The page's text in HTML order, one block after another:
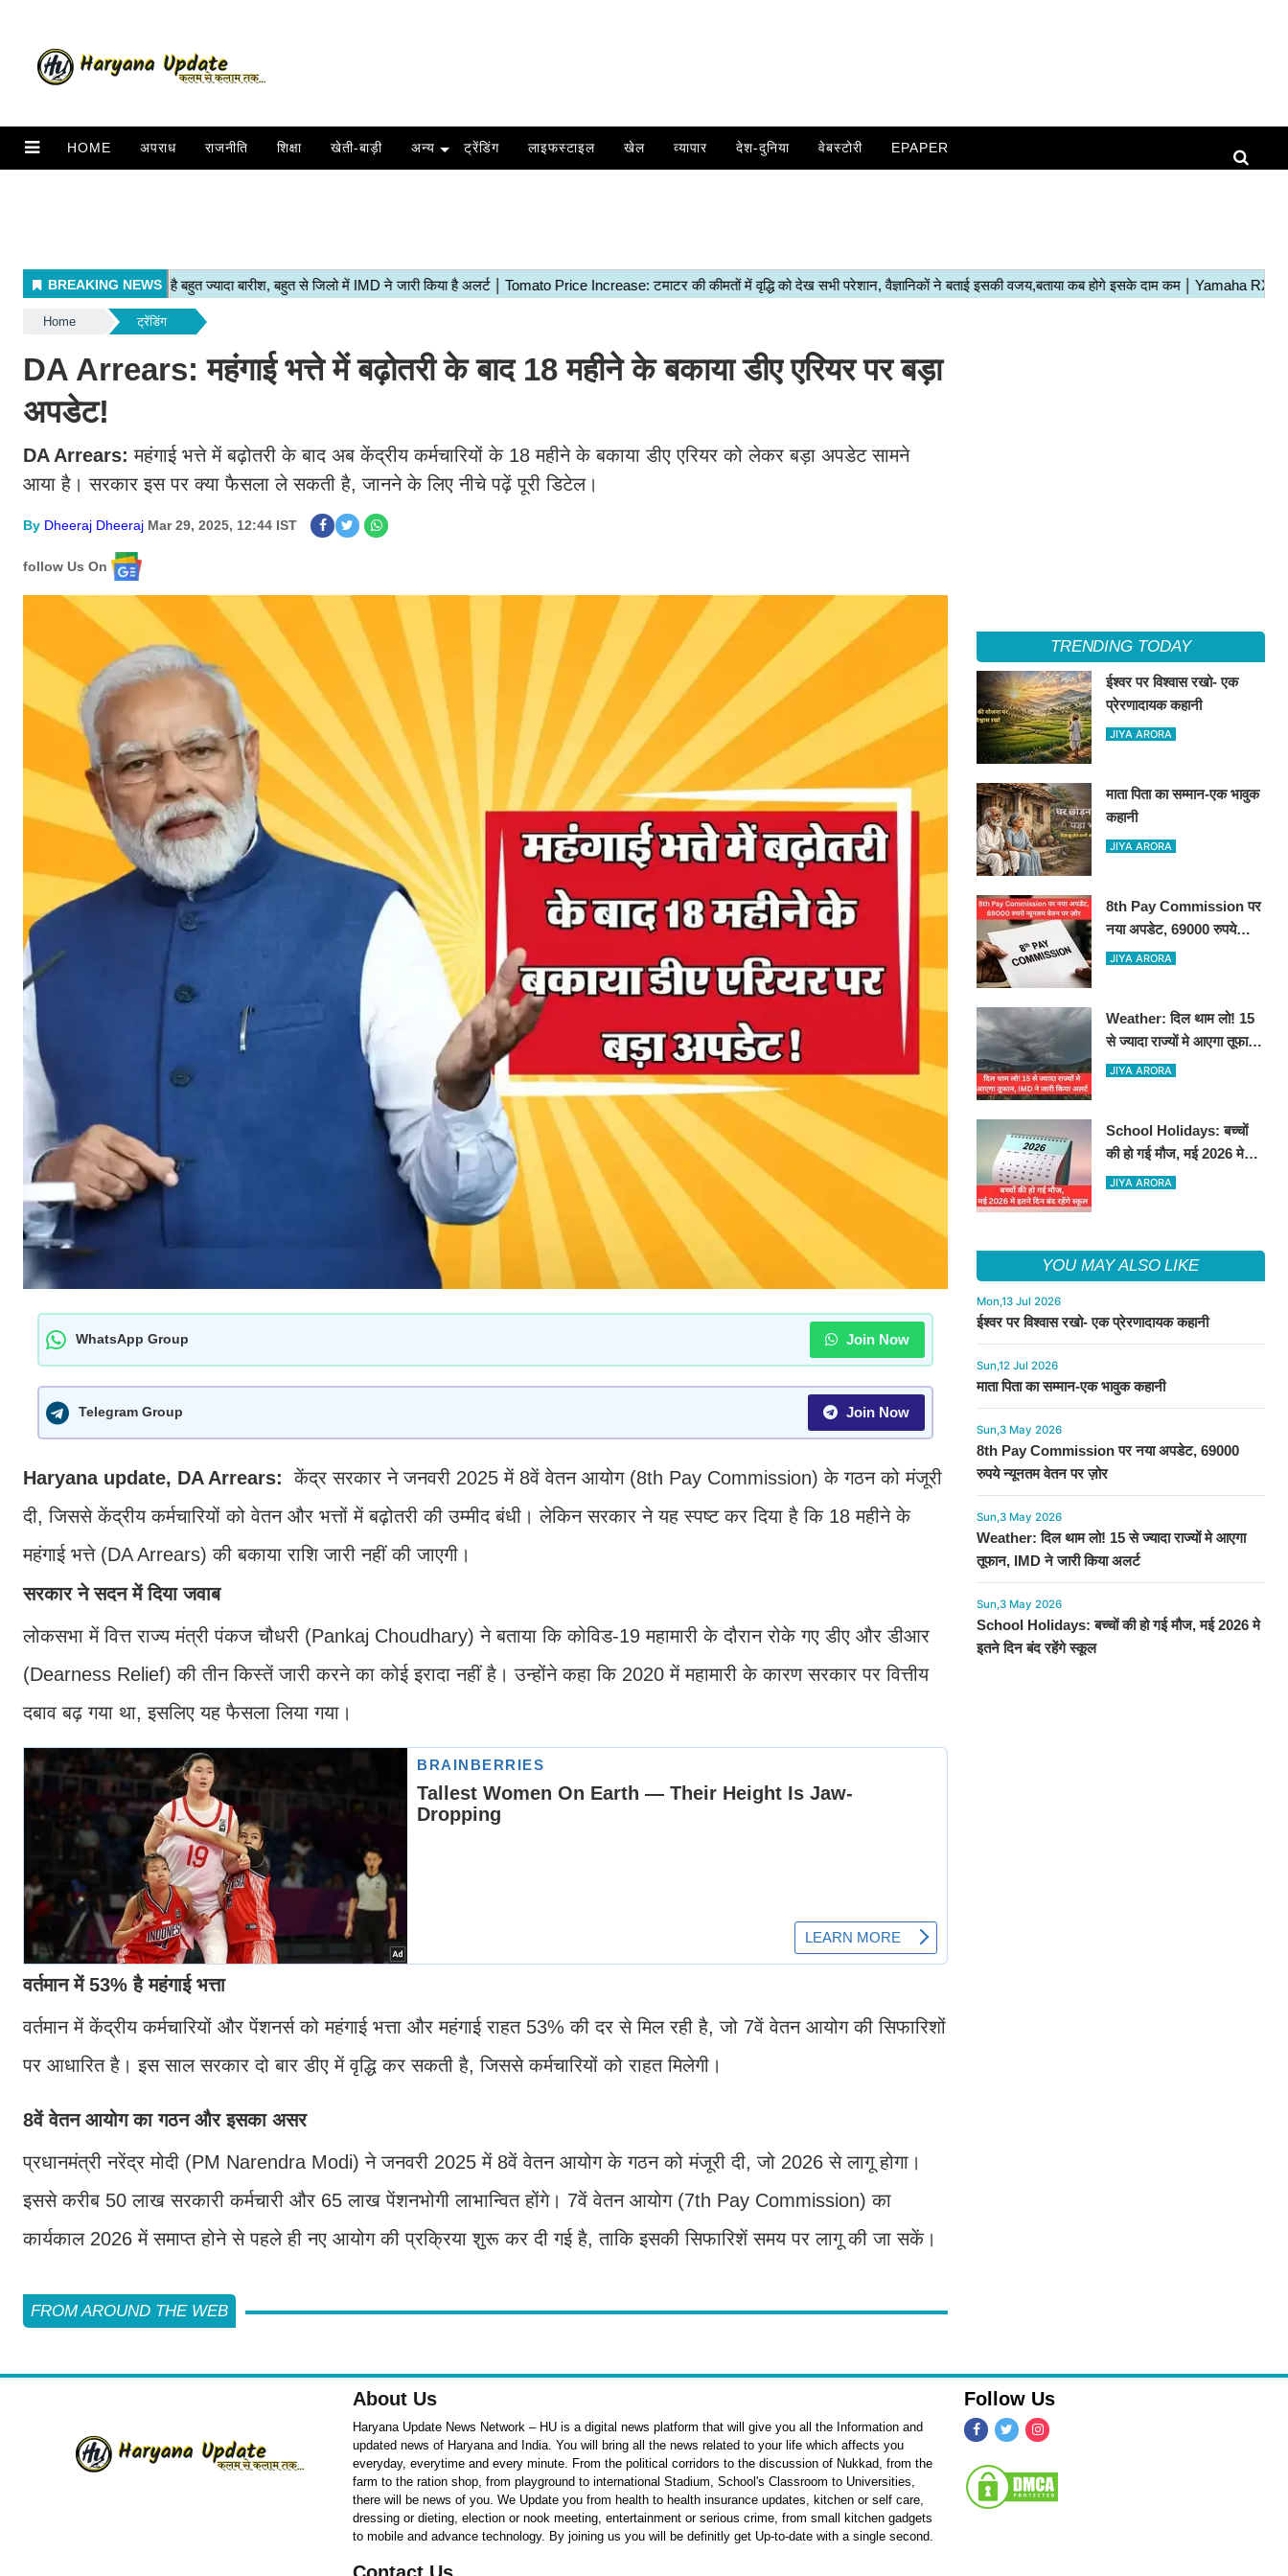
HOME अपराध राजनीति शिक्षा खेती-बाड़ी अन्य ट्रेंडिंग लाइफस्टाइल खेल व्यापार देश-दुनिया वेबस्टोरी EPAPER
Home ट्रेंडिंग
DA Arrears: महंगाई भत्ते में बढ़ोतरी के बाद 18 महीने के बकाया डीए एरियर पर बड़ा
अपडेट!
DA Arrears: महंगाई भत्ते में बढ़ोतरी के बाद अब केंद्रीय कर्मचारियों के 18 महीने के बकाया डीए एरियर को लेकर बड़ा अपडेट सामने
आया है। सरकार इस पर क्या फैसला ले सकती है, जानने के लिए नीचे पढ़ें पूरी डिटेल।
By Dheeraj Dheeraj Mar 29, 2025, 12:44 IST
follow Us On
WhatsApp Group Join Now
Telegram Group Join Now
Haryana update, DA Arrears:केंद्र सरकार ने जनवरी 2025 में 8वें वेतन आयोग (8th Pay Commission) के गठन को मंजूरी
दी, जिससे केंद्रीय कर्मचारियों को वेतन और भत्तों में बढ़ोतरी की उम्मीद बंधी। लेकिन सरकार ने यह स्पष्ट कर दिया है कि 18 महीने के
महंगाई भत्ते (DA Arrears) की बकाया राशि जारी नहीं की जाएगी।
सरकार ने सदन में दिया जवाब
लोकसभा में वित्त राज्य मंत्री पंकज चौधरी (Pankaj Choudhary) ने बताया कि कोविड-19 महामारी के दौरान रोके गए डीए और डीआर
(Dearness Relief) की तीन किस्तें जारी करने का कोई इरादा नहीं है। उन्होंने कहा कि 2020 में महामारी के कारण सरकार पर वित्तीय
दबाव बढ़ गया था, इसलिए यह फैसला लिया गया।
वर्तमान में 53% है महंगाई भत्ता
वर्तमान में केंद्रीय कर्मचारियों और पेंशनर्स को महंगाई भत्ता और महंगाई राहत 53% की दर से मिल रही है, जो 7वें वेतन आयोग की सिफारिशों
पर आधारित है। इस साल सरकार दो बार डीए में वृद्धि कर सकती है, जिससे कर्मचारियों को राहत मिलेगी।
8वें वेतन आयोग का गठन और इसका असर
प्रधानमंत्री नरेंद्र मोदी (PM Narendra Modi) ने जनवरी 2025 में 8वें वेतन आयोग के गठन को मंजूरी दी, जो 2026 से लागू होगा।
इससे करीब 50 लाख सरकारी कर्मचारी और 65 लाख पेंशनभोगी लाभान्वित होंगे। 7वें वेतन आयोग (7th Pay Commission) का
कार्यकाल 2026 में समाप्त होने से पहले ही नए आयोग की प्रक्रिया शुरू कर दी गई है, ताकि इसकी सिफारिशें समय पर लागू की जा सकें।
FROM AROUND THE WEB
TRENDING TODAY
ईश्वर पर विश्वास रखो- एक
प्रेरणादायक कहानी
JIYA ARORA
माता पिता का सम्मान-एक भावुक
कहानी
JIYA ARORA
8th Pay Commission पर
नया अपडेट, 69000 रुपये
न्यूनतम वेतन पर ज़ोर
JIYA ARORA
Weather: दिल थाम लो! 15
से ज्यादा राज्यों मे आएगा तूफान,
IMD ने जारी किया अलर्ट
JIYA ARORA
School Holidays: बच्चों
की हो गई मौज, मई 2026 मे
इतने दिन बंद रहेंगे स्कूल
JIYA ARORA
YOU MAY ALSO LIKE
Mon,13 Jul 2026
ईश्वर पर विश्वास रखो- एक प्रेरणादायक कहानी
Sun,12 Jul 2026
माता पिता का सम्मान-एक भावुक कहानी
Sun,3 May 2026
8th Pay Commission पर नया अपडेट, 69000
रुपये न्यूनतम वेतन पर ज़ोर
Sun,3 May 2026
Weather: दिल थाम लो! 15 से ज्यादा राज्यों मे आएगा
तूफान, IMD ने जारी किया अलर्ट
Sun,3 May 2026
School Holidays: बच्चों की हो गई मौज, मई 2026 मे
इतने दिन बंद रहेंगे स्कूल
About Us
Haryana Update News Network – HU is a digital news platform that will give you all the Information and
updated news of Haryana and India. You will bring all the news related to your life which affects you
everyday, everytime and every minute. From the political corridors to the discussion of Nukkad, from the
farm to the ration shop, from playground to international Stadium, School's Classroom to Universities,
there will be news of you. We Update you from health to health insurance updates, kitchen or self care,
dressing or dieting, election or nook meeting, entertainment or serious crime, from small kitchen gadgets
to mobile and advance technology. By joining us you will be definitly get Up-to-date with a single second.
Follow Us